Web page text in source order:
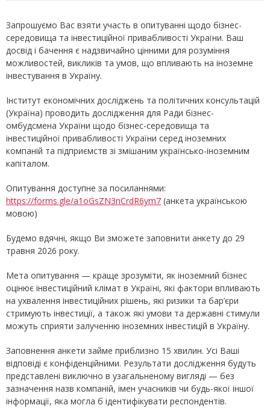
Запрошуємо Вас взяти участь в опитуванні щодо бізнес-
середовища та інвестиційної привабливості України. Ваш
досвід і бачення є надзвичайно цінними для розуміння
можливостей, викликів та умов, що впливають на іноземне
інвестування в Україну.
Інститут економічних досліджень та політичних консультацій
(Україна) проводить дослідження для Ради бізнес-
омбудсмена України щодо бізнес-середовища та
інвестиційної привабливості України серед іноземних
компаній та підприємств зі змішаним українсько-іноземним
капіталом.
Опитування доступне за посиланнями:
https://forms.gle/a1oGsZN3nCrdR6ym7 (анкета українською
мовою)
Будемо вдячні, якщо Ви зможете заповнити анкету до 29
травня 2026 року.
Мета опитування — краще зрозуміти, як іноземний бізнес
оцінює інвестиційний клімат в Україні, які фактори впливають
на ухвалення інвестиційних рішень, які ризики та бар’єри
стримують інвестиції, а також які умови та державні стимули
можуть сприяти залученню іноземних інвестицій в Україну.
Заповнення анкети займе приблизно 15 хвилин. Усі Ваші
відповіді є конфіденційними. Результати дослідження будуть
представлені виключно в узагальненому вигляді — без
зазначення назв компаній, імен учасників чи будь-якої іншої
інформації, яка могла б ідентифікувати респондентів.